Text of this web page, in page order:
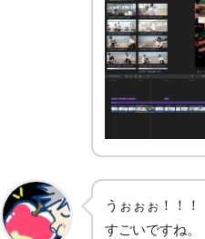
うぉぉぉ！！！
すごいですね。